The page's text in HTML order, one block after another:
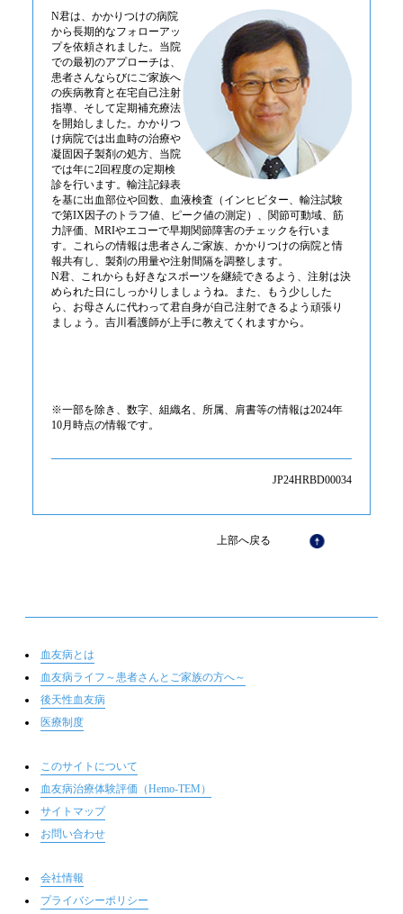
N君は、かかりつけの病院
から長期的なフォローアッ
プを依頼されました。当院
での最初のアプローチは、
患者さんならびにご家族へ
の疾病教育と在宅自己注射
指導、そして定期補充療法
を開始しました。かかりつ
け病院では出血時の治療や
凝固因子製剤の処方、当院
では年に2回程度の定期検
診を行います。輸注記録表
を基に出血部位や回数、血液検査（インヒビター、輸注試験
で第IX因子のトラフ値、ピーク値の測定）、関節可動域、筋
力評価、MRIやエコーで早期関節障害のチェックを行いま
す。これらの情報は患者さんご家族、かかりつけの病院と情
報共有し、製剤の用量や注射間隔を調整します。
N君、これからも好きなスポーツを継続できるよう、注射は決
められた日にしっかりしましょうね。また、もう少しした
ら、お母さんに代わって君自身が自己注射できるよう頑張り
ましょう。吉川看護師が上手に教えてくれますから。
※一部を除き、数字、組織名、所属、肩書等の情報は2024年
10月時点の情報です。
JP24HRBD00034
上部へ戻る
血友病とは
血友病ライフ～患者さんとご家族の方へ～
後天性血友病
医療制度
このサイトについて
血友病治療体験評価（Hemo-TEM）
サイトマップ
お問い合わせ
会社情報
プライバシーポリシー